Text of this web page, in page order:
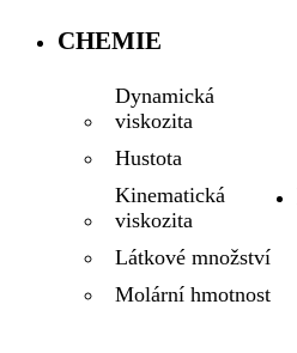
CHEMIE
Dynamická
viskozita
Hustota
Kinematická
viskozita
Látkové množství
Molární hmotnost